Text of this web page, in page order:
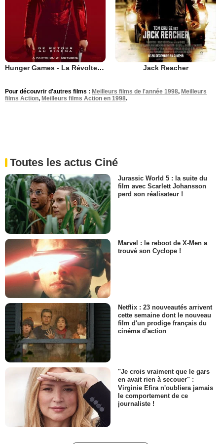
Hunger Games - La Révolte : Partie 1 Jack Reacher
Pour découvrir d'autres films : Meilleurs films de l'année 1998, Meilleurs
films Action, Meilleurs films Action en 1998.
Toutes les actus Ciné
Jurassic World 5 : la suite du
film avec Scarlett Johansson
perd son réalisateur !
Marvel : le reboot de X-Men a
trouvé son Cyclope !
Netflix : 23 nouveautés arrivent
cette semaine dont le nouveau
film d'un prodige français du
cinéma d'action
"Je crois vraiment que le gars
en avait rien à secouer" :
Virginie Efira n'oubliera jamais
le comportement de ce
journaliste !